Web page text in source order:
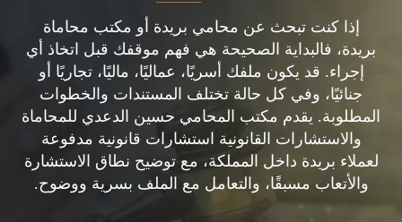
إذا كنت تبحث عن محامي بريدة أو مكتب محاماة
بريدة، فالبداية الصحيحة هي فهم موقفك قبل اتخاذ أي
إجراء. قد يكون ملفك أسريًا، عماليًا، ماليًا، تجاريًا أو
جنائيًا، وفي كل حالة تختلف المستندات والخطوات
المطلوبة. يقدم مكتب المحامي حسين الدعدي للمحاماة
والاستشارات القانونية استشارات قانونية مدفوعة
لعملاء بريدة داخل المملكة، مع توضيح نطاق الاستشارة
والأتعاب مسبقًا، والتعامل مع الملف بسرية ووضوح.